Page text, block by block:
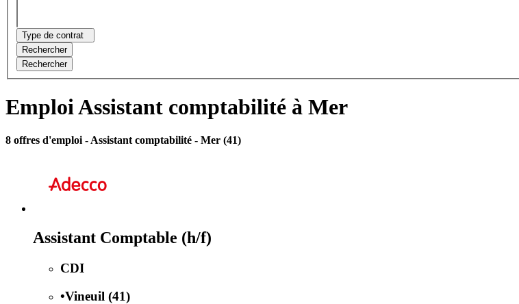
Type de contrat
Rechercher
Rechercher
Emploi Assistant comptabilité à Mer
8 offres d'emploi - Assistant comptabilité - Mer (41)
Assistant Comptable (h/f)
CDI
•Vineuil (41)